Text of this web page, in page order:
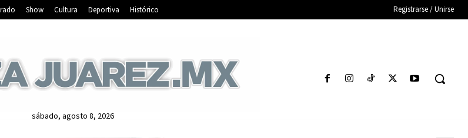
Show Cultura Deportiva Histórico Registrarse / Unirse
sábado, agosto 8, 2026